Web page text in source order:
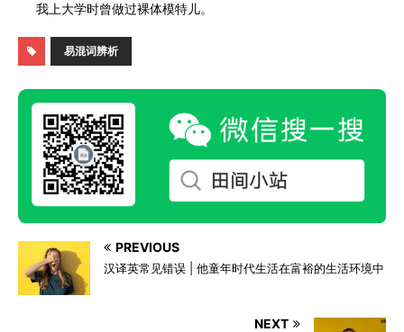
我上大学时曾做过裸体模特儿。
易混词辨析
PREVIOUS
汉译英常见错误 | 他童年时代生活在富裕的生活环境中
NEXT